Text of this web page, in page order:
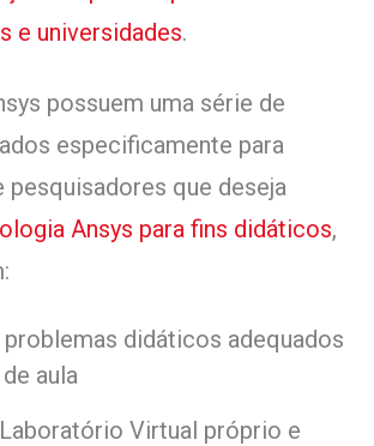
e universidades.
possuem uma série de
especificamente para
que deseja
Ansys para fins didáticos,
didáticos adequados
aula
Virtual próprio e